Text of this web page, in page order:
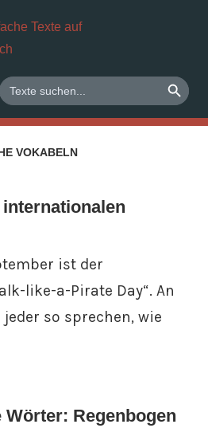
Blog
|
Texte
Search
for:
SEARCH
VOKABELN
ist der
like-a-Pirate Day“. An
so sprechen, wie
Wörter: Regenbogen